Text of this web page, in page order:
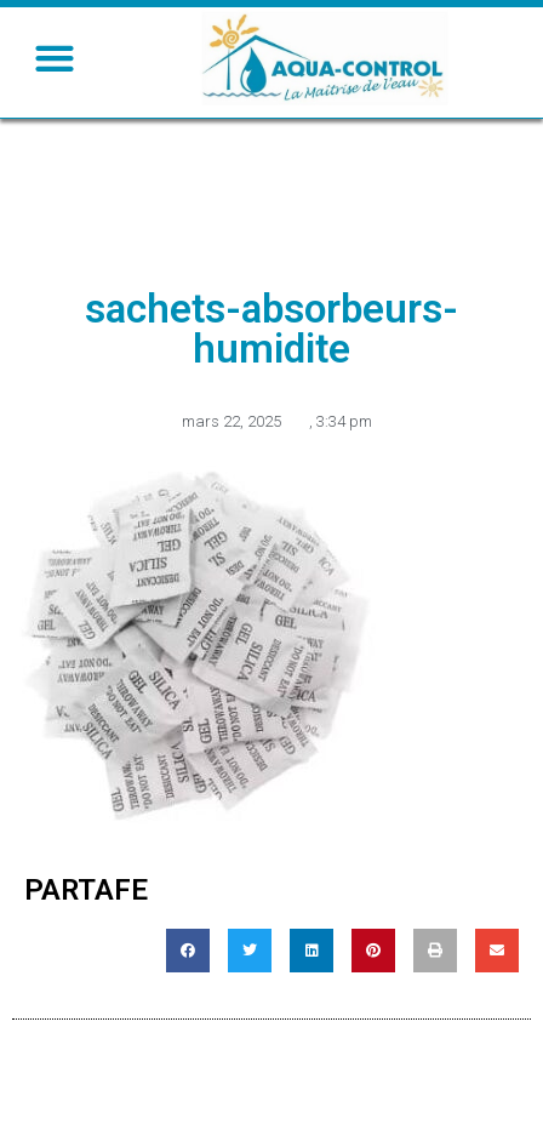
sachets-absorbeurs-
humidite
mars 22, 2025 , 3:34 pm
PARTAFE